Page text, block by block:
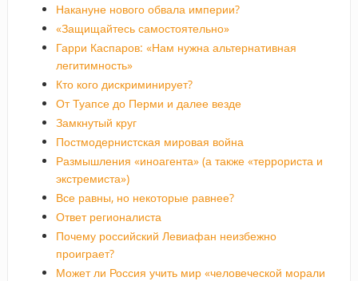
Накануне нового обвала империи?
«Защищайтесь самостоятельно»
Гарри Каспаров: «Нам нужна альтернативная
легитимность»
Кто кого дискриминирует?
От Туапсе до Перми и далее везде
Замкнутый круг
Постмодернистская мировая война
Размышления «иноагента» (а также «террориста и
экстремиста»)
Все равны, но некоторые равнее?
Ответ регионалиста
Почему российский Левиафан неизбежно
проиграет?
Может ли Россия учить мир «человеческой морали